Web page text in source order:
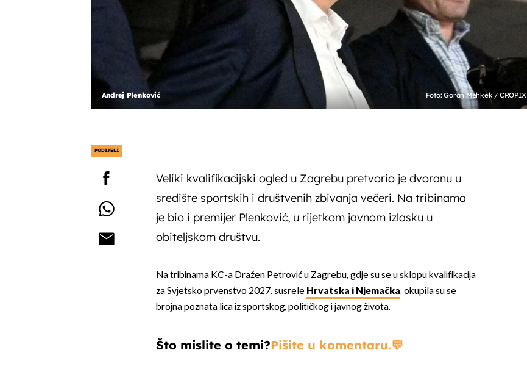
Andrej Plenković Foto: Goran Mehkek / CROPIX
PODIJELI
Veliki kvalifikacijski ogled u Zagrebu pretvorio je dvoranu u
središte sportskih i društvenih zbivanja večeri. Na tribinama
je bio i premijer Plenković, u rijetkom javnom izlasku u
obiteljskom društvu.
Na tribinama KC-a Dražen Petrović u Zagrebu, gdje su se u sklopu kvalifikacija
za Svjetsko prvenstvo 2027. susrele Hrvatska i Njemačka, okupila su se
brojna poznata lica iz sportskog, političkog i javnog života.
Što mislite o temi?Pišite u komentaru.